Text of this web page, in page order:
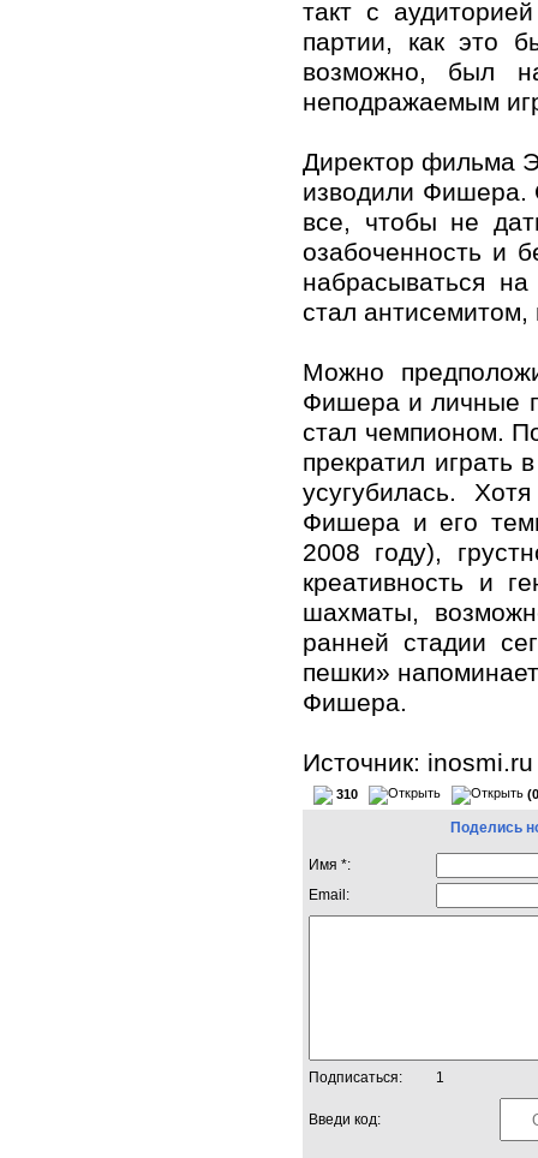
такт с
партии, как это
возможно, был
неподражаемым
Директор фильма
изводили Фишера.
все, чтобы не
озабоченность и
набрасываться
стал
Можно
Фишера и личные
стал чемпионом.
прекратил играть
усугубилась.
Фишера и его
2008 году),
креативность и
шахматы,
ранней стадии
пешки»
Фишера.
Источник: inosmi.ru
310
Поделись
Имя *:
Email:
Подписаться: 1
Введи код: